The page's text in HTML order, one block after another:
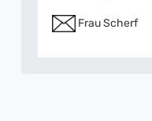
Frau Scherf